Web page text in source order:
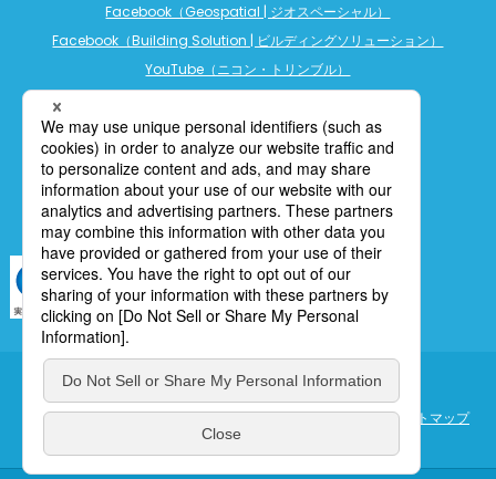
Facebook（Geospatial | ジオスペーシャル）
Facebook（Building Solution | ビルディングソリューション）
YouTube（ニコン・トリンブル）
YouTube（ビルディングソリューション）
LINE公式アカウント（精密農業）
個人情報保護について 利用規定 cookieポリシー
サイトマップ
ENGLISH